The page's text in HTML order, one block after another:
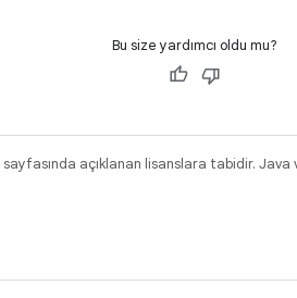
Bu size yardımcı oldu mu?
sayfasında açıklanan lisanslara tabidir.